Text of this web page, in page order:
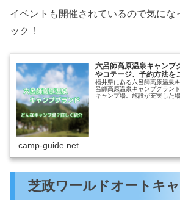
イベントも開催されているので気にな
ック！
六呂師高原温泉キャンプ
やコテージ、予約方法を
福井県にある六呂師高原温泉
呂師高原温泉キャンプグラン
キャンプ場。施設が充実した
camp-guide.net
芝政ワールドオートキ